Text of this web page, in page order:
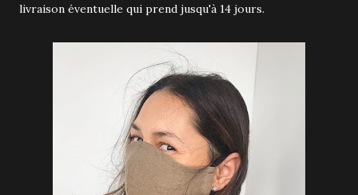
livraison éventuelle qui prend jusqu'à 14 jours.